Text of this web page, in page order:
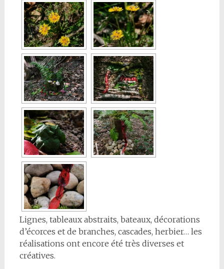
Lignes, tableaux abstraits, bateaux, décorations
d’écorces et de branches, cascades, herbier… les
réalisations ont encore été très diverses et
créatives.